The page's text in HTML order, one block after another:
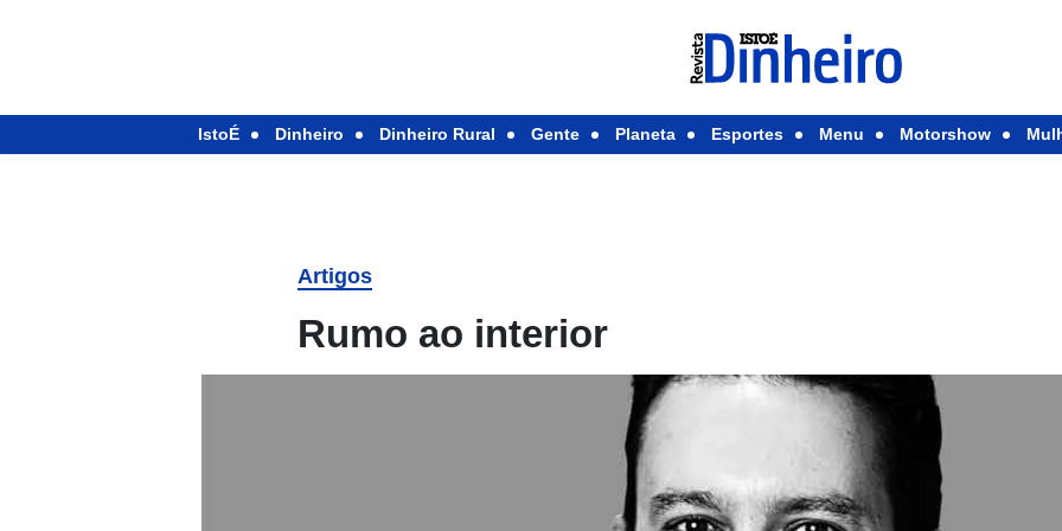
IstoÉ Dinheiro Dinheiro Rural Gente Planeta Esportes Menu Motorshow
Artigos
Rumo ao interior